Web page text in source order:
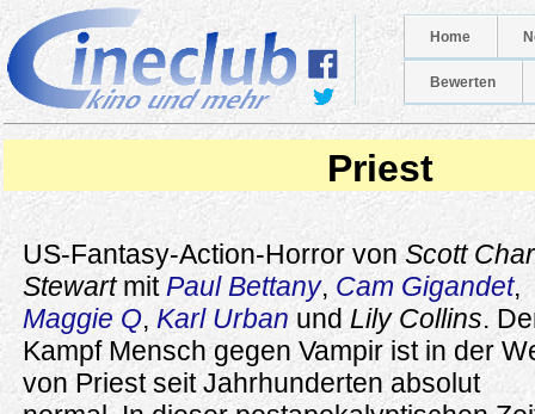
Home
Bewerten
Priest
US-Fantasy-Action-Horror von Scott
Stewartmit Paul Bettany, Cam Gigandet,
Maggie Q, Karl Urbanund Lily Collins.
Kampf Mensch gegen Vampir ist in der
von Priest seit Jahrhunderten absolut